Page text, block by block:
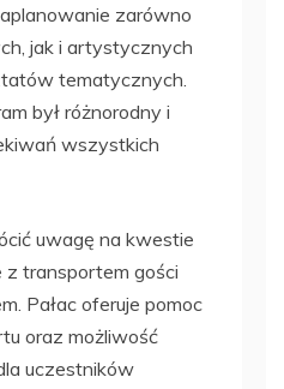
zarówno
jak i artystycznych
tematycznych.
był różnorodny i
wszystkich
uwagę na kwestie
transportem gości
Pałac oferuje pomoc
oraz możliwość
uczestników